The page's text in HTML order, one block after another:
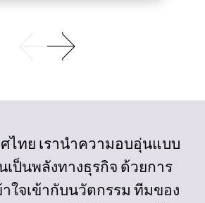
ศไทย เรานำความอบอุ่นแบบ
เป็นพลังทางธุรกิจ ด้วยการ
ใจเข้ากับนวัตกรรม ทีมของ